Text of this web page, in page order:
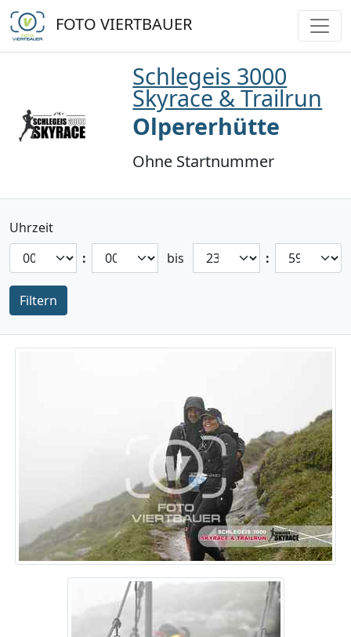
FOTO VIERTBAUER
Schlegeis 3000
Skyrace & Trailrun
Olpererhütte
Ohne Startnummer
Uhrzeit
:
bis :
Filtern